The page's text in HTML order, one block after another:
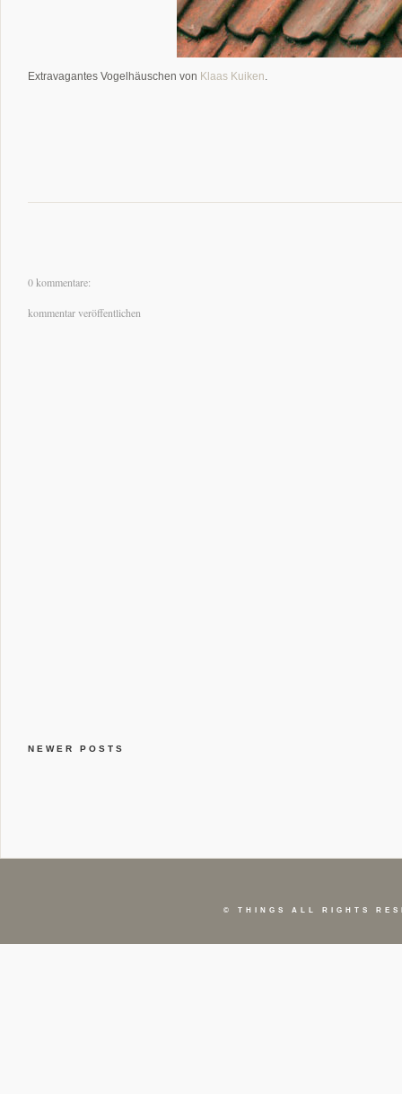
Extravagantes Vogelhäuschen von Klaas Kuiken
0 kommentare:
kommentar veröffentlichen
NEWER POSTS
© THINGS ALL RIGHTS